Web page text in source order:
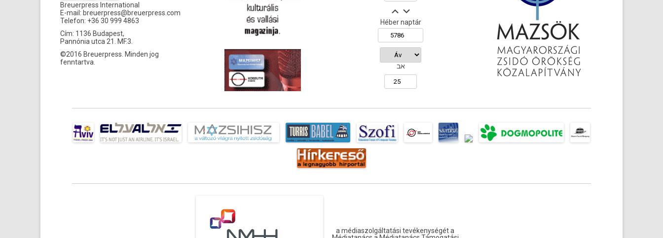
Breuerpress International
E-mail: breuerpress@breuerpress.com
Telefon: +36 30 999 4863
Cím: 1136 Budapest,
Pannónia utca 21. MF.3.
©2016 Breuerpress. Minden jog
fenntartva.
Héber naptár
אב
a médiaszolgáltatási tevékenységét a